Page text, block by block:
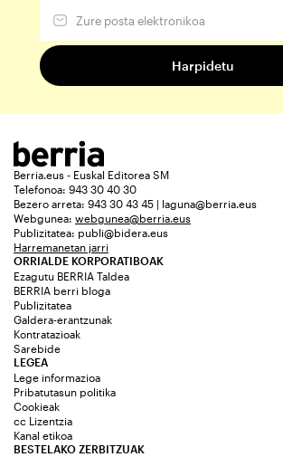
Berria.eus - Euskal Editorea SM
Telefonoa: 943 30 40 30
Bezero arreta: 943 30 43 45 | laguna@berria.eus
Webgunea: webgunea@berria.eus
Publizitatea: publi@bidera.eus
Harremanetan jarri
ORRIALDE KORPORATIBOAK
Ezagutu BERRIA Taldea
BERRIA berri bloga
Publizitatea
Galdera-erantzunak
Kontratazioak
Sarebide
LEGEA
Lege informazioa
Pribatutasun politika
Cookieak
cc Lizentzia
Kanal etikoa
BESTELAKO ZERBITZUAK